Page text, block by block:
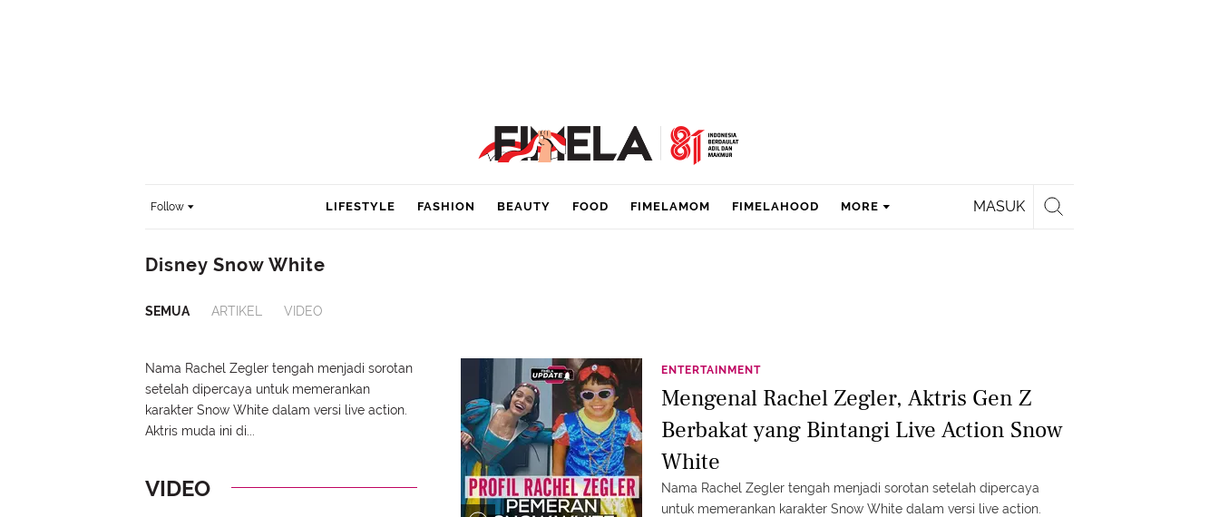
Follow MASUK
LIFESTYLE FASHION BEAUTY FOOD FIMELAMOM FIMELAHOOD MORE
Disney Snow White
SEMUA ARTIKEL VIDEO
Nama Rachel Zegler tengah menjadi sorotan
setelah dipercaya untuk memerankan
karakter Snow White dalam versi live action.
Aktris muda ini di...
VIDEO
ENTERTAINMENT
Mengenal Rachel Zegler, Aktris Gen Z
Berbakat yang Bintangi Live Action Snow
White
Nama Rachel Zegler tengah menjadi sorotan setelah dipercaya
untuk memerankan karakter Snow White dalam versi live action.